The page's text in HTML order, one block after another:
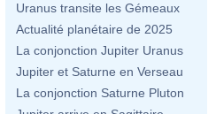
Uranus transite les Gémeaux
Actualité planétaire de 2025
La conjonction Jupiter Uranus
Jupiter et Saturne en Verseau
La conjonction Saturne Pluton